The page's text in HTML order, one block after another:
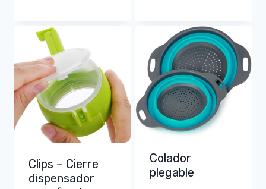
$5,75.
Clips – Cierre
dispensador
Colador
plegable